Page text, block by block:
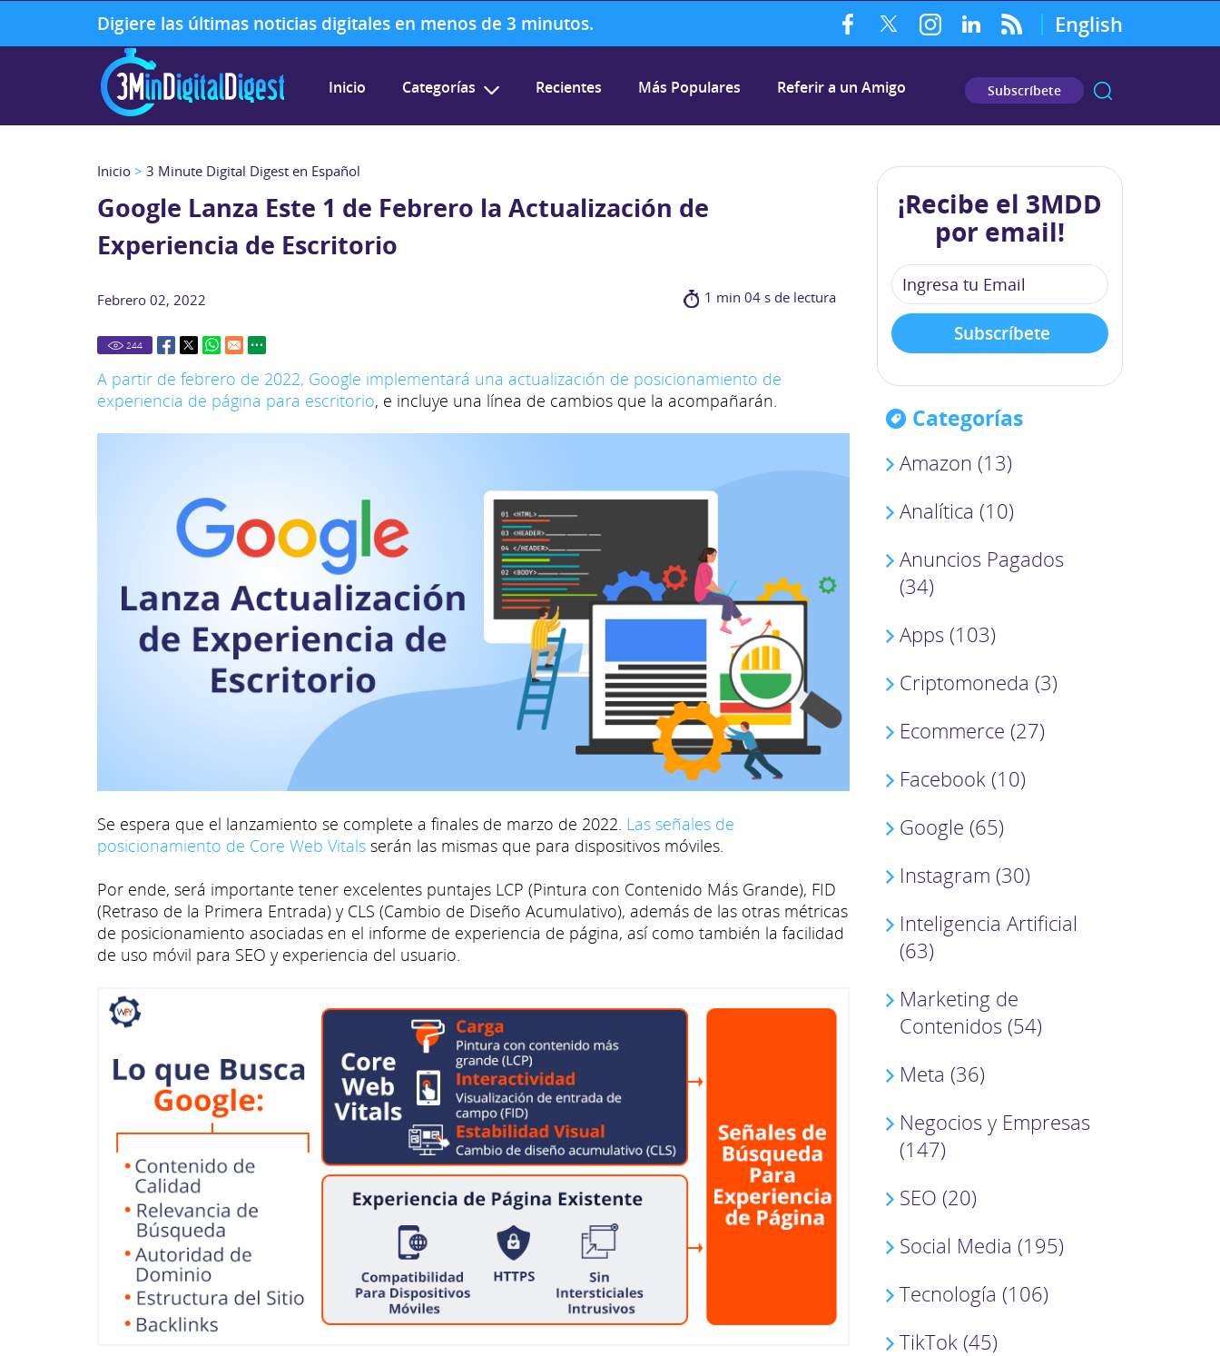
Digiere las últimas noticias digitales en menos de 3 minutos. English
Inicio Categorías Recientes Más Populares Referir a un Amigo Subscríbete
Inicio > 3 Minute Digital Digest en Español
Google Lanza Este 1 de Febrero la Actualización de
Experiencia de Escritorio
Febrero 02, 2022 1 min 04 s de lectura
244
A partir de febrero de 2022, Google implementará una actualización de posicionamiento de
experiencia de página para escritorio, e incluye una línea de cambios que la acompañarán.
Se espera que el lanzamiento se complete a finales de marzo de 2022. Las señales de
posicionamiento de Core Web Vitals serán las mismas que para dispositivos móviles.
Por ende, será importante tener excelentes puntajes LCP (Pintura con Contenido Más Grande), FID
(Retraso de la Primera Entrada) y CLS (Cambio de Diseño Acumulativo), además de las otras métricas
de posicionamiento asociadas en el informe de experiencia de página, así como también la facilidad
de uso móvil para SEO y experiencia del usuario.
¡Recibe el 3MDD
por email!
Categorías
Amazon (13)
Analítica (10)
Anuncios Pagados
(34)
Apps (103)
Criptomoneda (3)
Ecommerce (27)
Facebook (10)
Google (65)
Instagram (30)
Inteligencia Artificial
(63)
Marketing de
Contenidos (54)
Meta (36)
Negocios y Empresas
(147)
SEO (20)
Social Media (195)
Tecnología (106)
TikTok (45)